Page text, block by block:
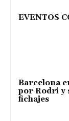
EVENTOS
Barcelona
por Rodri y
fichajes